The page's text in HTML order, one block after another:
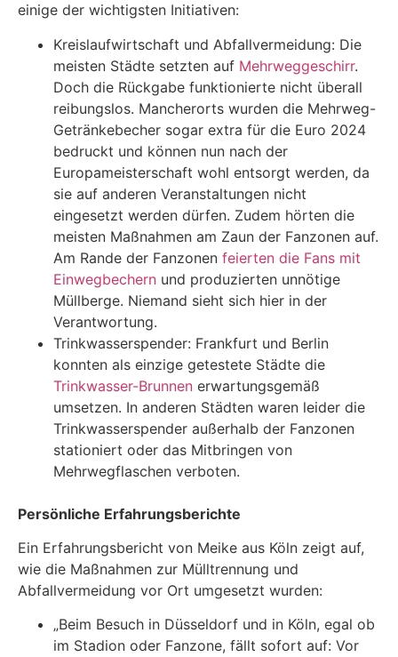
einige der wichtigsten Initiativen:
Kreislaufwirtschaft und Abfallvermeidung: Die
meisten Städte setzten auf Mehrweggeschirr.
Doch die Rückgabe funktionierte nicht überall
reibungslos. Mancherorts wurden die Mehrweg-
Getränkebecher sogar extra für die Euro 2024
bedruckt und können nun nach der
Europameisterschaft wohl entsorgt werden, da
sie auf anderen Veranstaltungen nicht
eingesetzt werden dürfen. Zudem hörten die
meisten Maßnahmen am Zaun der Fanzonen auf.
Am Rande der Fanzonen feierten die Fans mit
Einwegbechern und produzierten unnötige
Müllberge. Niemand sieht sich hier in der
Verantwortung.
Trinkwasserspender: Frankfurt und Berlin
konnten als einzige getestete Städte die
Trinkwasser-Brunnen erwartungsgemäß
umsetzen. In anderen Städten waren leider die
Trinkwasserspender außerhalb der Fanzonen
stationiert oder das Mitbringen von
Mehrwegflaschen verboten.
Persönliche Erfahrungsberichte
Ein Erfahrungsbericht von Meike aus Köln zeigt auf,
wie die Maßnahmen zur Mülltrennung und
Abfallvermeidung vor Ort umgesetzt wurden:
„Beim Besuch in Düsseldorf und in Köln, egal ob
im Stadion oder Fanzone, fällt sofort auf: Vor